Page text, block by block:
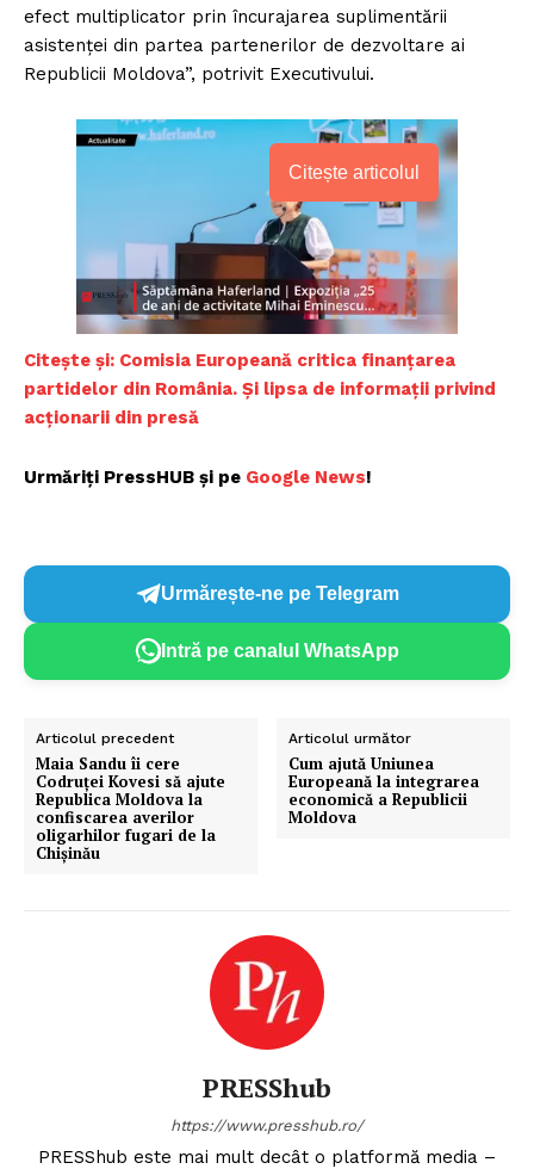
efect multiplicator prin încurajarea suplimentării
asistenţei din partea partenerilor de dezvoltare ai
Republicii Moldova”, potrivit Executivului.
Citește articolul
Citește și: Comisia Europeană critica finanțarea
partidelor din România. Și lipsa de informații privind
acționarii din presă
Urmăriți PressHUB și pe Google News!
Urmărește-ne pe Telegram
Intră pe canalul WhatsApp
Articolul precedent
Maia Sandu îi cere
Codruței Kovesi să ajute
Republica Moldova la
confiscarea averilor
oligarhilor fugari de la
Chișinău
Articolul următor
Cum ajută Uniunea
Europeană la integrarea
economică a Republicii
Moldova
PRESShub
https://www.presshub.ro/
PRESShub este mai mult decât o platformă media –